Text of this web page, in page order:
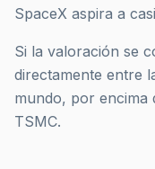
SpaceX aspira a
Si la valoración se
directamente entre
mundo, por encima
TSMC.